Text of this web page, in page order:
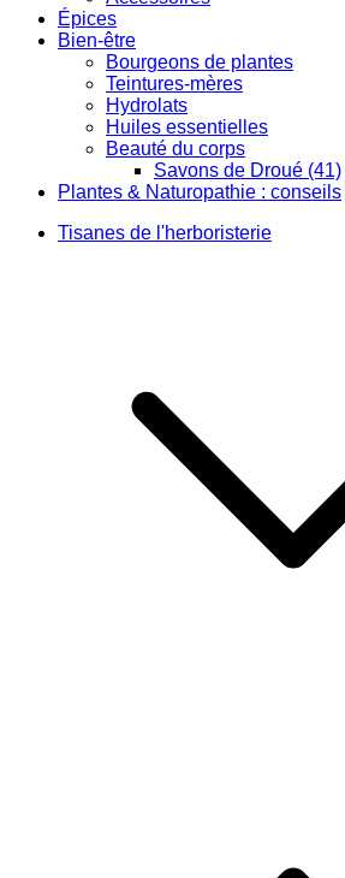
Épices
Bien-être
Bourgeons de plantes
Teintures-mères
Hydrolats
Huiles essentielles
Beauté du corps
Savons de Droué (41)
Plantes & Naturopathie : conseils
Tisanes de l'herboristerie